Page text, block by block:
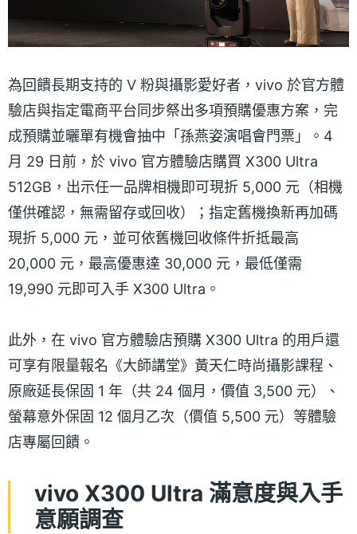
為回饋長期支持的 V 粉與攝影愛好者，vivo 於官方體
驗店與指定電商平台同步祭出多項預購優惠方案，完
成預購並曬單有機會抽中「孫燕姿演唱會門票」。4
月 29 日前，於 vivo 官方體驗店購買 X300 Ultra
512GB，出示任一品牌相機即可現折 5,000 元（相機
僅供確認，無需留存或回收）；指定舊機換新再加碼
現折 5,000 元，並可依舊機回收條件折抵最高
20,000 元，最高優惠達 30,000 元，最低僅需
19,990 元即可入手 X300 Ultra。
此外，在 vivo 官方體驗店預購 X300 Ultra 的用戶還
可享有限量報名《大師講堂》黃天仁時尚攝影課程、
原廠延長保固 1 年（共 24 個月，價值 3,500 元）、
螢幕意外保固 12 個月乙次（價值 5,500 元）等體驗
店專屬回饋。
vivo X300 Ultra 滿意度與入手
意願調查